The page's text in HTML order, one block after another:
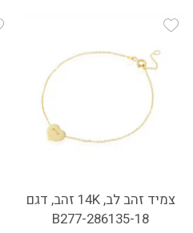
צמיד זהב לב, 14K זהב, דגם
B277-286135-18